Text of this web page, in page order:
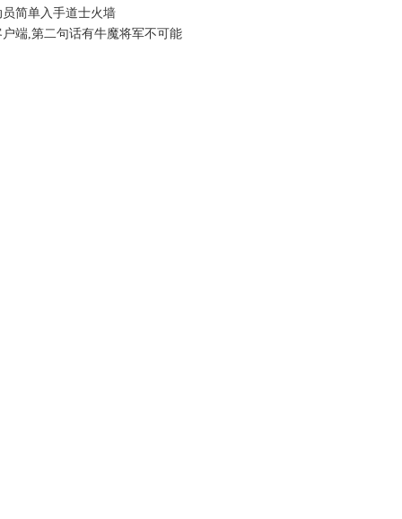
简单入手道士火墙
端,第二句话有牛魔将军不可能